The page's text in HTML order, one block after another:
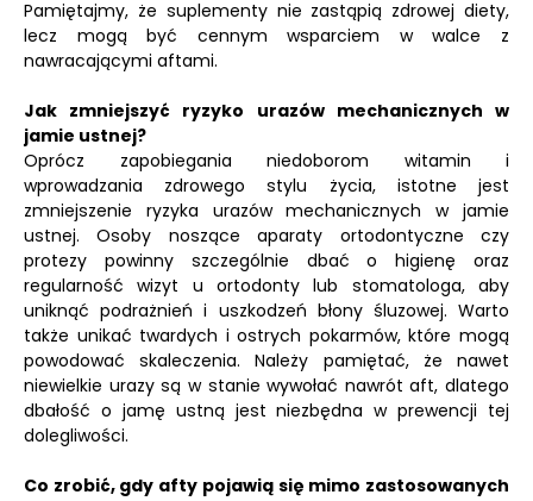
Pamiętajmy, że suplementy nie zastąpią zdrowej diety,
lecz mogą być cennym wsparciem w walce z
nawracającymi aftami.
Jak zmniejszyć ryzyko urazów mechanicznych w
jamie ustnej?
Oprócz zapobiegania niedoborom witamin i
wprowadzania zdrowego stylu życia, istotne jest
zmniejszenie ryzyka urazów mechanicznych w jamie
ustnej. Osoby noszące aparaty ortodontyczne czy
protezy powinny szczególnie dbać o higienę oraz
regularność wizyt u ortodonty lub stomatologa, aby
uniknąć podrażnień i uszkodzeń błony śluzowej. Warto
także unikać twardych i ostrych pokarmów, które mogą
powodować skaleczenia. Należy pamiętać, że nawet
niewielkie urazy są w stanie wywołać nawrót aft, dlatego
dbałość o jamę ustną jest niezbędna w prewencji tej
dolegliwości.
Co zrobić, gdy afty pojawią się mimo zastosowanych